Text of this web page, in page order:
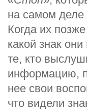
на самом деле
Когда их
какой знак
те, кто
информацию,
нее свои
что видели